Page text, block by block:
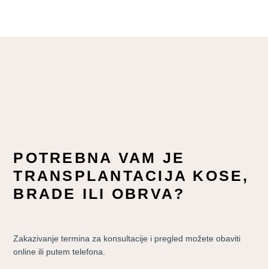
POTREBNA VAM JE
TRANSPLANTACIJA KOSE,
BRADE ILI OBRVA?
Zakazivanje termina za konsultacije i pregled možete obaviti
online ili putem telefona.